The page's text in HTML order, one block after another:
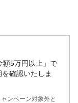
額5万円以上」で
確認いたしま
ンペーン対象外と